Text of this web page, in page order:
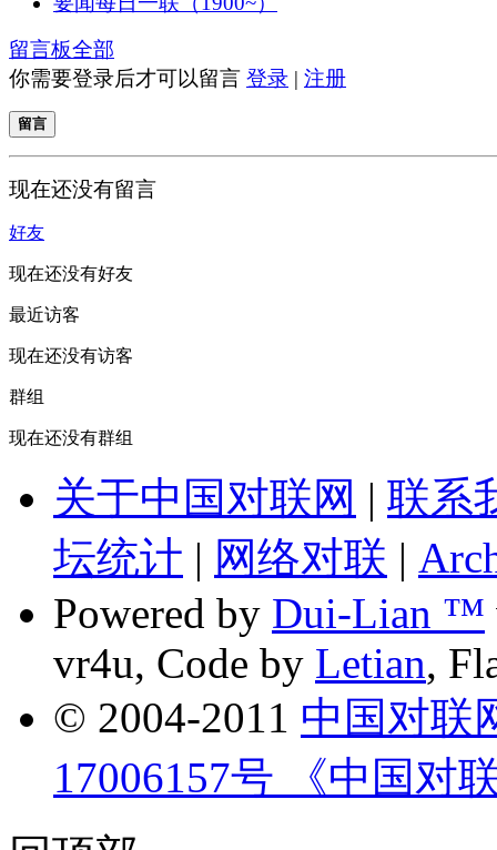
留言板全部
你需要登录后才可以留言 登录 | 注册
留言
现在还没有留言
好友
现在还没有好友
最近访客
现在还没有访客
群组
现在还没有群组
关于中国对联网 | 联系
坛统计 | 网络对联 |
Powered by Dui-Lian ™
vr4u, Code by Letian,
© 2004-2011 中国对联
17006157号 《中国对